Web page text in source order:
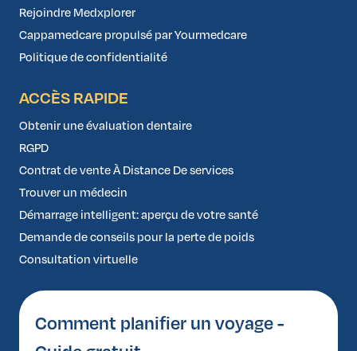
Rejoindre Medxplorer
Cappamedcare propulsé par Yourmedcare
Politique de confidentialité
ACCÈS RAPIDE
Obtenir une évaluation dentaire
RGPD
Contrat de vente À Distance De services
Trouver un médecin
Démarrage intelligent: aperçu de votre santé
Demande de conseils pour la perte de poids
Consultation virtuelle
Comment planifier un voyage -